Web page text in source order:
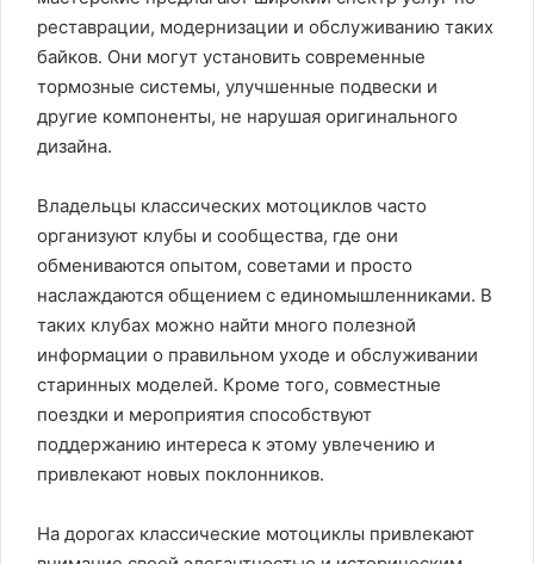
реставрации, модернизации и обслуживанию таких
байков. Они могут установить современные
тормозные системы, улучшенные подвески и
другие компоненты, не нарушая оригинального
дизайна.
Владельцы классических мотоциклов часто
организуют клубы и сообщества, где они
обмениваются опытом, советами и просто
наслаждаются общением с единомышленниками. В
таких клубах можно найти много полезной
информации о правильном уходе и обслуживании
старинных моделей. Кроме того, совместные
поездки и мероприятия способствуют
поддержанию интереса к этому увлечению и
привлекают новых поклонников.
На дорогах классические мотоциклы привлекают